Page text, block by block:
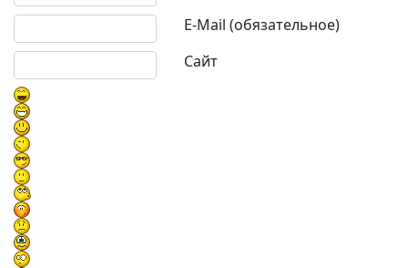
E-Mail (обязательное)
Сайт